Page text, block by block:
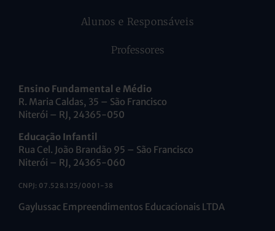
Alunos e Responsáveis
Professores
Ensino Fundamental e Médio
R. Maria Caldas, 35 – São Francisco
Niterói – RJ, 24365-050
Educação Infantil
Rua Cel. João Brandão 95 – São Francisco
Niterói – RJ, 24365-060
CNPJ: 07.528.125/0001-38
Gaylussac Empreendimentos Educacionais LTDA